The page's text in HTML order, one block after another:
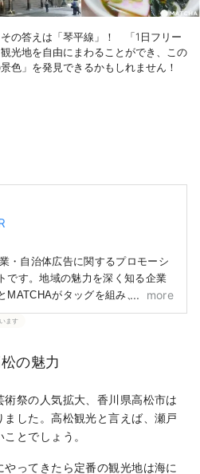
の答えは「琴平線」！　「1日フリー
光地を自由にまわることができ、この
色」を発見できるかもしれません！
・自治体広告に関するプロモーシ
です。地域の魅力を深く知る企業
MATCHAがタッグを組み、読者の
知られていない日本の魅力をお届
事に関しては、紹介する地域の自
more
ます
の魅力
祭の人気拡大、香川県高松市は
した。高松観光と言えば、瀬戸
とでしょう。
ってきたら定番の観光地は海に